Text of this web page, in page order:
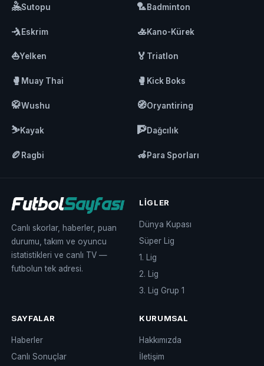
🤽Sutopu 🏸Badminton
🤺Eskrim 🚣Kano-Kürek
⛵Yelken 🏅 Triatlon
🥊 Muay Thai 🥊 Kick Boks
🥋Wushu 🧭Oryantiring
⛷️Kayak 🧗Dağcılık
🏉Ragbi 🦽Para Sporları
Canlı skorlar, haberler, puan
durumu, takım ve oyuncu
istatistikleri ve canlı TV —
futbolun tek adresi.
LIGLER
Dünya Kupası
Süper Lig
1. Lig
2. Lig
3. Lig Grup 1
SAYFALAR
Haberler
Canlı Sonuçlar
KURUMSAL
Hakkımızda
İletişim